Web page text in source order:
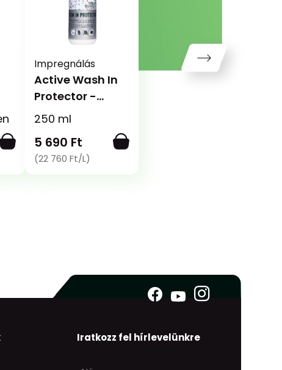
Impregnálás
Active Wash In
Protector -
Bemosható
250 ml
5 690 Ft
(22 760 Ft/L)
Iratkozz fel hírlevelünkre